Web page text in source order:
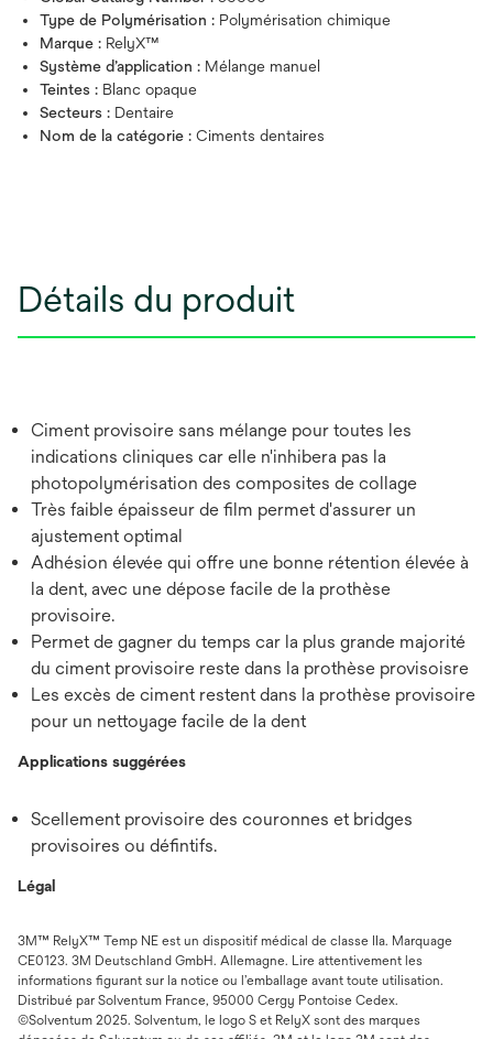
Type de Polymérisation : Polymérisation chimique
Marque : RelyX™
Système d’application : Mélange manuel
Teintes : Blanc opaque
Secteurs : Dentaire
Nom de la catégorie : Ciments dentaires
Détails du produit
Ciment provisoire sans mélange pour toutes les
indications cliniques car elle n'inhibera pas la
photopolymérisation des composites de collage
Très faible épaisseur de film permet d'assurer un
ajustement optimal
Adhésion élevée qui offre une bonne rétention élevée à
la dent, avec une dépose facile de la prothèse
provisoire.
Permet de gagner du temps car la plus grande majorité
du ciment provisoire reste dans la prothèse provisoisre
Les excès de ciment restent dans la prothèse provisoire
pour un nettoyage facile de la dent
Applications suggérées
Scellement provisoire des couronnes et bridges
provisoires ou défintifs.
Légal
3M™ RelyX™ Temp NE est un dispositif médical de classe IIa. Marquage
CE0123. 3M Deutschland GmbH. Allemagne. Lire attentivement les
informations figurant sur la notice ou l’emballage avant toute utilisation.
Distribué par Solventum France, 95000 Cergy Pontoise Cedex.
©Solventum 2025. Solventum, le logo S et RelyX sont des marques